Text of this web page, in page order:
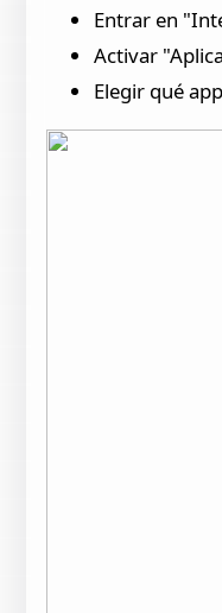
Entrar en
Activar
Elegir qué